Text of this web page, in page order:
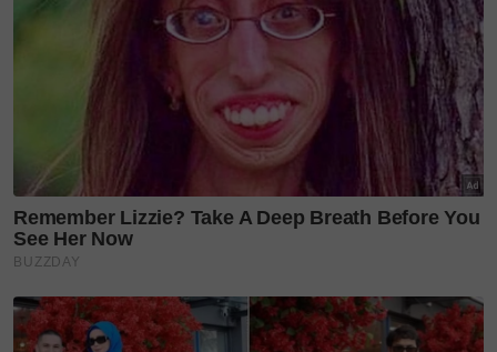
sinarplus
fresh mex
tgi fridays malaysia